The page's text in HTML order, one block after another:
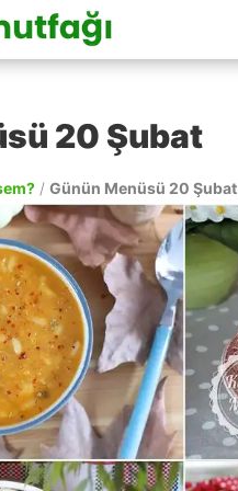
20 Şubat
/ Günün Menüsü 20 Şubat